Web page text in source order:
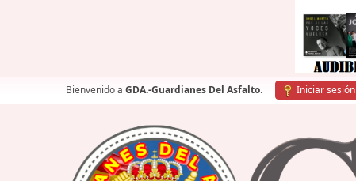
Bienvenido a GDA.-Guardianes Del Asfalto. Iniciar sesión